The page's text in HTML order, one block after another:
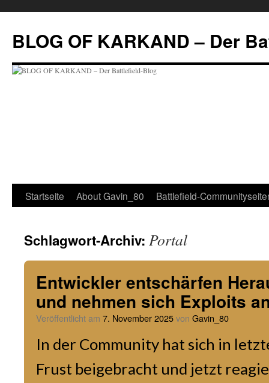
springen
BLOG OF KARKAND – Der
Startseite About Gavin_80 Battlefield-
Schlagwort-Archiv: Portal
Entwickler entschärfen
und nehmen sich Exploits
Veröffentlicht am 7. November 2025von Gavin_80
In der Community hat sich in
Frust beigebracht und jetzt